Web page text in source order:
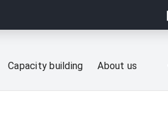
Capacity building About us